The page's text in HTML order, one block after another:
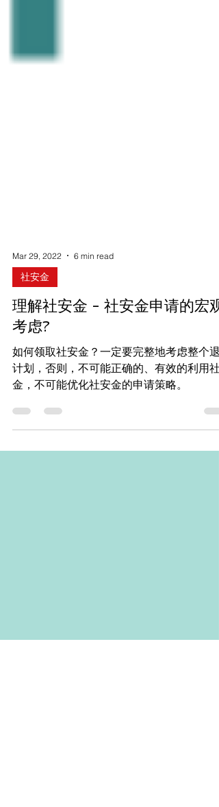
Mar 29, 2022 6 min read
社安金
理解社安金 - 社安金申请的宏观
考虑?
计划，否则，不可能正确的、有效的利用社
金，不可能优化社安金的申请策略。